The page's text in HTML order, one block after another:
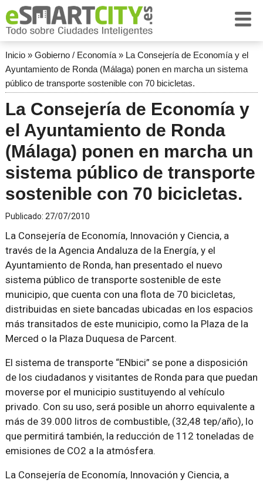
Inicio» Gobierno / Economía» La Consejería de Economía y el
Ayuntamiento de Ronda (Málaga) ponen en marcha un sistema
público de transporte sostenible con 70 bicicletas.
La Consejería de Economía y
el Ayuntamiento de Ronda
(Málaga) ponen en marcha un
sistema público de transporte
sostenible con 70 bicicletas.
Publicado: 27/07/2010
La Consejería de Economía, Innovación y Ciencia, a
través de la Agencia Andaluza de la Energía, y el
Ayuntamiento de Ronda, han presentado el nuevo
sistema público de transporte sostenible de este
municipio, que cuenta con una flota de 70 bicicletas,
distribuidas en siete bancadas ubicadas en los espacios
más transitados de este municipio, como la Plaza de la
Merced o la Plaza Duquesa de Parcent.
El sistema de transporte “ENbici” se pone a disposición
de los ciudadanos y visitantes de Ronda para que puedan
moverse por el municipio sustituyendo al vehículo
privado. Con su uso, será posible un ahorro equivalente a
más de 39.000 litros de combustible, (32,48 tep/año), lo
que permitirá también, la reducción de 112 toneladas de
emisiones de CO2 a la atmósfera.
La Consejería de Economía, Innovación y Ciencia, a